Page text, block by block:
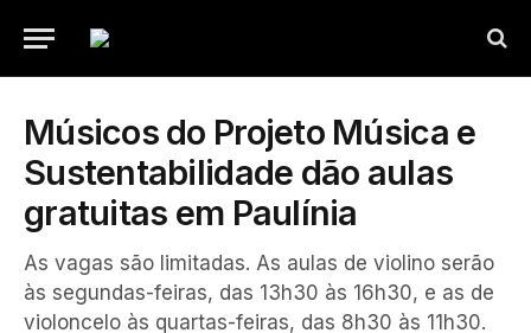
Músicos do Projeto Música e
Sustentabilidade dão aulas
gratuitas em Paulínia
As vagas são limitadas. As aulas de violino serão
às segundas-feiras, das 13h30 às 16h30, e as de
violoncelo às quartas-feiras, das 8h30 às 11h30.